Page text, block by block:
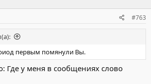
#763
первым помянули Вы.
Где у меня в сообщениях слово